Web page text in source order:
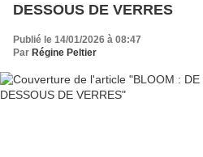
DESSOUS DE VERRES
Publié le 14/01/2026 à 08:47
Par Régine Peltier